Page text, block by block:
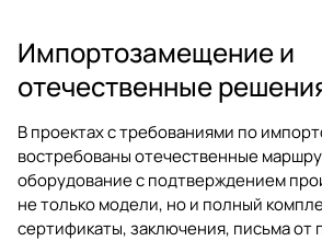
Импортозамещение и
отечественные
В проектах с требованиями по
востребованы отечественные
оборудование с подтверждением
не только модели, но и полный
сертификаты, заключения, письма от